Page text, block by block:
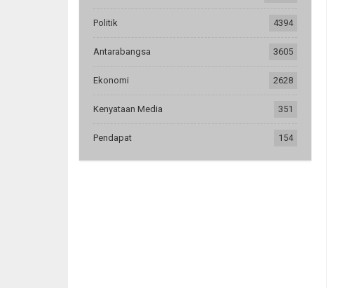
Politik 4394
Antarabangsa 3605
Ekonomi 2628
Kenyataan Media 351
Pendapat 154